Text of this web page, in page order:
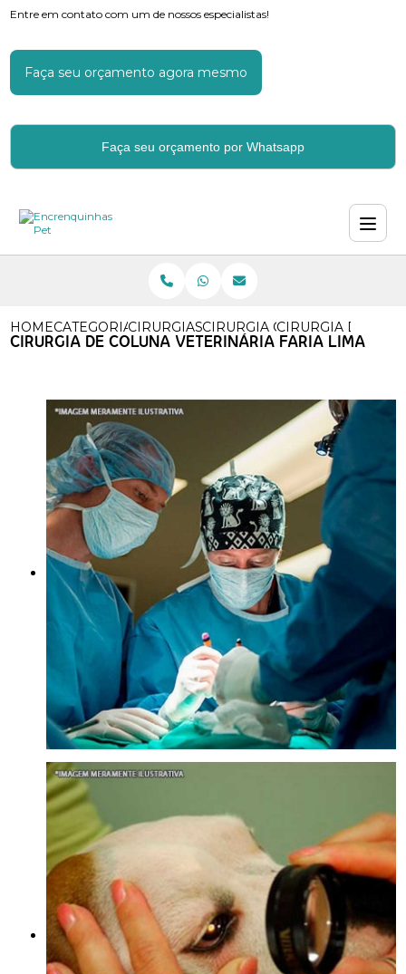
Entre em contato com um de nossos especialistas!
Faça seu orçamento agora mesmo
Faça seu orçamento por Whatsapp
HOMECATEGORIASCIRURGIAS VETERINARIAS
CIRURGIA OFTALMICA
CIRURGIA DE
CIRURGIA DE COLUNA VETERINÁRIA FARIA LIMA